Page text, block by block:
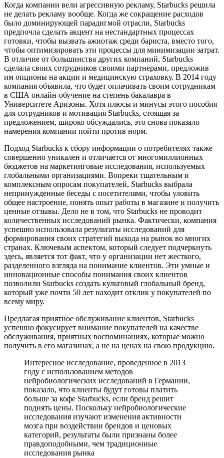
Когда компании вели агрессивную рекламу, Starbucks решила
не делать рекламу вообще. Когда же сокращение расходов
было доминирующей парадигмой отрасли, Starbucks
предпочла сделать акцент на нестандартных процессах
готовки, чтобы вызвать ажиотаж среди бариста, вместо того,
чтобы оптимизировать эти процессы для минимизации затрат.
В отличие от большинства других компаний, Starbucks
сделала своих сотрудников своими партнерами, предложив
им опционы на акции и медицинскую страховку. В 2014 году
компания объявила, что будет оплачивать своим сотрудникам
в США онлайн-обучение на степень бакалавра в
Университете Аризоны. Хотя плюсы и минусы этого пособия
для сотрудников и мотивация Starbucks, стоящая за
предложением, широко обсуждались, это снова показало
намерения компании пойти против норм.
Подход Starbucks к сбору информации о потребителях также
совершенно уникален и отличается от многомиллионных
бюджетов на маркетинговые исследования, используемых
глобальными организациями. Вопреки тщательным и
комплексным опросам покупателей, Starbucks выбрала
непринужденные беседы с посетителями, чтобы уловить
общее настроение, понять опыт работы в магазине и получить
ценные отзывы. Дело не в том, что Starbucks не проводит
количественных исследований рынка. Фактически, компания
успешно использовала результаты исследований для
формирования своих стратегий выхода на рынок во многих
странах. Ключевым аспектом, который следует подчеркнуть
здесь, является тот факт, что у организации нет жесткого,
разделенного взгляда на понимание клиентов. Эти умные и
инновационные способы понимания своих клиентов
позволили Starbucks создать культовый глобальный бренд,
который уже почти 50 лет находит отклик у покупателей по
всему миру.
Предлагая приятное обслуживание клиентов, Starbucks
успешно фокусирует внимание покупателей на качестве
обслуживания, приятных воспоминаниях, которые можно
получить в его магазинах, а не на ценах на свою продукцию.
Интересное исследование, проведенное в 2013
году с использованием методов
нейробиологических исследований в Германии,
показало, что клиенты будут готовы платить
больше за кофе Starbucks, если бренд решит
поднять цены. Поскольку нейробиологические
исследования изучают изменения активности
мозга при воздействии брендов и ценовых
категорий, результаты были признаны более
правдоподобными, чем традиционные
исследования рынка